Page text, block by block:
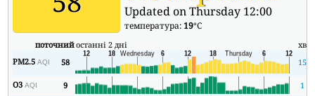
Updated on Thursday 12:00
температура: 19°C
поточнийостанні 2 дні хв
PM2.5AQI 58 15
O3AQI 9
1